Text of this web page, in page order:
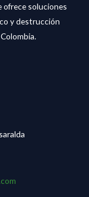
ofrece soluciones
y destrucción